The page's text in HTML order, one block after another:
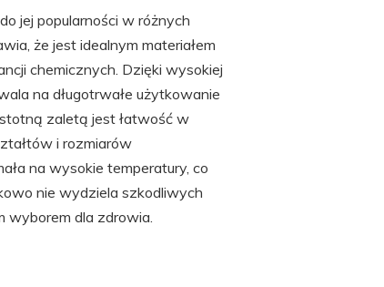
jej popularności w różnych
że jest idealnym materiałem
chemicznych. Dzięki wysokiej
na długotrwałe użytkowanie
zaletą jest łatwość w
i rozmiarów
na wysokie temperatury, co
nie wydziela szkodliwych
wyborem dla zdrowia.